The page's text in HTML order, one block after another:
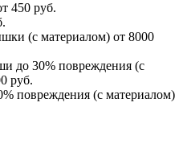
450 руб.
(с материалом) от 8000
до 30% повреждения (с
руб.
повреждения (с материалом)